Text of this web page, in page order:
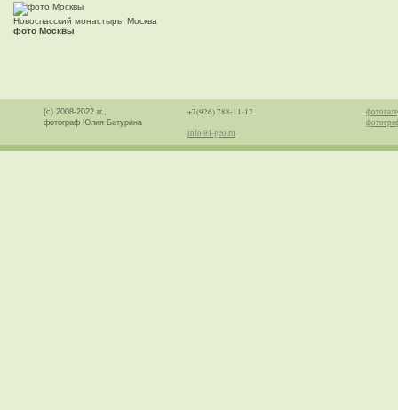
Новоспасский монастырь, Москва
фото Москвы
(с) 2008-2022 гг.,
фотограф Юлия Батурина
+7(926) 788-11-12
info@f-geo.ru